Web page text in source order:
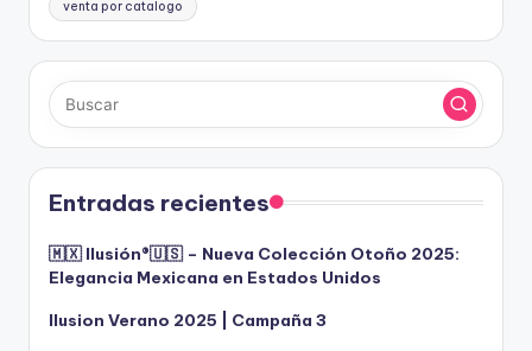
venta por catalogo
Entradas recientes
🇲🇽 Ilusión®️🇺🇸 – Nueva Colección Otoño 2025:
Elegancia Mexicana en Estados Unidos
Ilusion Verano 2025 | Campaña 3